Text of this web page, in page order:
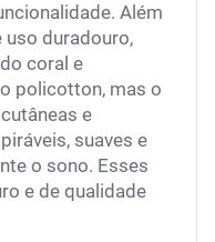
Além
uso duradouro,
coral e
policotton, mas o
e
suaves e
o sono. Esses
e de qualidade